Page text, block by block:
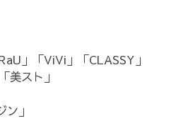
」「ViVi」「CLASSY」
美スト」
」